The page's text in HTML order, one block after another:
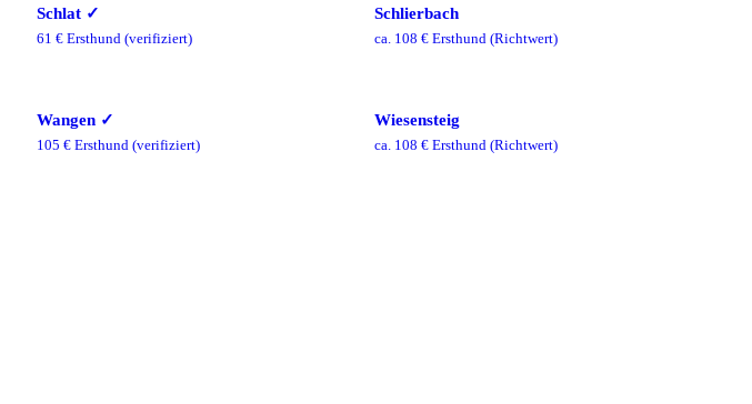
Schlat ✓
61 € Ersthund (verifiziert)
Schlierbach
ca. 108 € Ersthund (Richtwert)
Wangen ✓
105 € Ersthund (verifiziert)
Wiesensteig
ca. 108 € Ersthund (Richtwert)